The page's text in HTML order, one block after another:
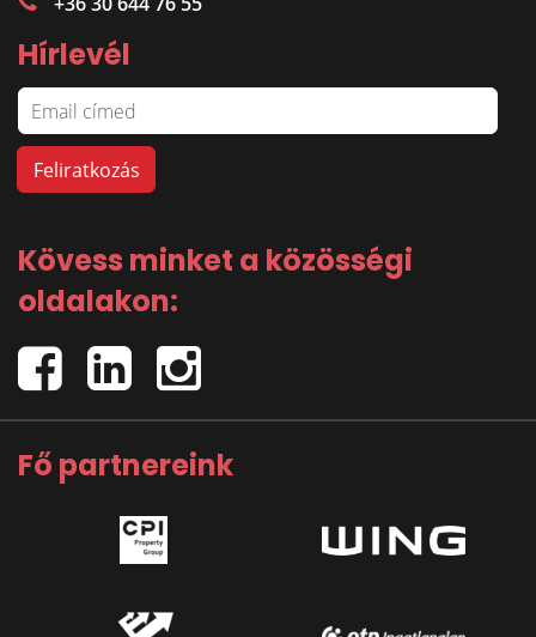
Hírlevél
Kövess minket a közösségi
oldalakon:
Fő partnereink